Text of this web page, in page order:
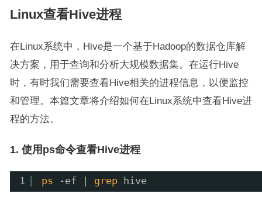
Linux查看Hive进程
在Linux系统中，Hive是一个基于Hadoop的数据仓库解
决方案，用于查询和分析大规模数据集。在运行Hive
时，有时我们需要查看Hive相关的进程信息，以便监控
和管理。本篇文章将介绍如何在Linux系统中查看Hive进
程的方法。
1. 使用ps命令查看Hive进程
1 ps -ef | grep hive